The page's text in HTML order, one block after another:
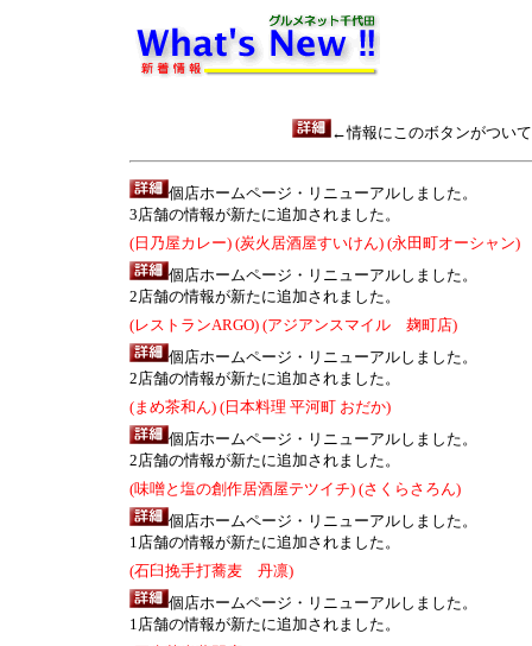
←情報にこのボタンがつい
個店ホームページ・リニューアルしました。
3店舗の情報が新たに追加されました。
(日乃屋カレー) (炭火居酒屋すいけん) (永田町オーシャン)
個店ホームページ・リニューアルしました。
2店舗の情報が新たに追加されました。
(レストランARGO) (アジアンスマイル 麹町店)
個店ホームページ・リニューアルしました。
2店舗の情報が新たに追加されました。
(まめ茶和ん) (日本料理 平河町 おだか)
個店ホームページ・リニューアルしました。
2店舗の情報が新たに追加されました。
(味噌と塩の創作居酒屋テツイチ) (さくらさろん)
個店ホームページ・リニューアルしました。
1店舗の情報が新たに追加されました。
(石臼挽手打蕎麦 丹凛)
個店ホームページ・リニューアルしました。
1店舗の情報が新たに追加されました。